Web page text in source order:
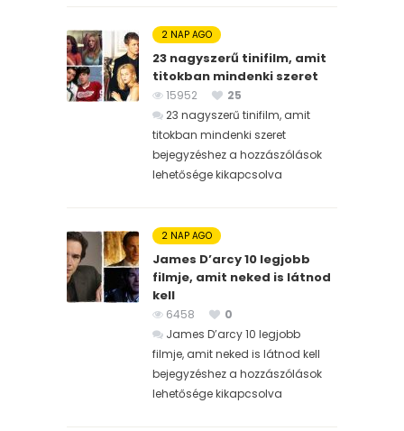
2 NAP AGO
23 nagyszerű tinifilm, amit
titokban mindenki szeret
15952
25
23 nagyszerű tinifilm, amit
titokban mindenki szeret
bejegyzéshez a hozzászólások
lehetősége kikapcsolva
2 NAP AGO
James D’arcy 10 legjobb
filmje, amit neked is látnod
kell
6458
0
James D’arcy 10 legjobb
filmje, amit neked is látnod kell
bejegyzéshez a hozzászólások
lehetősége kikapcsolva